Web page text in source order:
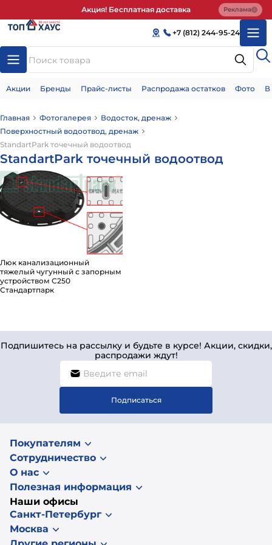
Акция! Бесплатная доставка Реклама
+7 (812) 244-95-24
Акции Бренды Прайс-листы Распродажа остатков Фото
Главная Фотогалерея
Водосток, дренаж
Поверхностный водоотвод, дренаж
StandartPark точечный водоотвод
StandartPark точечный водоотвод
Люк канализационный
тяжелый чугунный с запорным
устройством С250
Стандартпарк
Подпишитесь на рассылку и будьте в курсе! Акции, скидки,
распродажи ждут!
Подписаться
Покупателям
Сотрудничество
О нас
Полезная информация
Наши офисы
Санкт-Петербург
Москва